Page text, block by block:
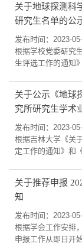
1018304320张鑫
探测与信息技术姜
1018304440张磊资
关于地球探测科
研究生名单的公
发布时间：2023-
根据学校党委研究
生评选工作的通知
公示如下：博士研
2020621029 吴懿
明洁2020622008
关于公示《地球
究所研究生学术
发布时间：2023-
根据吉林大学《关
定工作的通知》和
建议请在公示期内
0431-88502362，
关于推荐申报
知
发布时间：2023-
根据学会工作安排
申报工作从即日开